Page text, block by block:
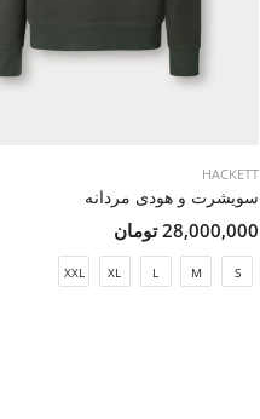
HACKETT
سویشرت و هودی مردانه
28,000,000 تومان
S
M
L
XL
XXL